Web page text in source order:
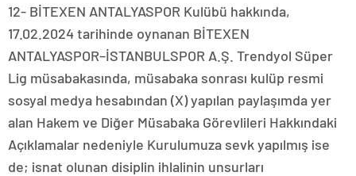
12- BİTEXEN ANTALYASPOR Kulübü hakkında,
17.02.2024 tarihinde oynanan BİTEXEN
ANTALYASPOR–İSTANBULSPOR A.Ş. Trendyol Süper
Lig müsabakasında, müsabaka sonrası kulüp resmi
sosyal medya hesabından (X) yapılan paylaşımda yer
alan Hakem ve Diğer Müsabaka Görevlileri Hakkındaki
Açıklamalar nedeniyle Kurulumuza sevk yapılmış ise
de; isnat olunan disiplin ihlalinin unsurları